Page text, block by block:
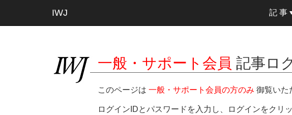
IWJ 記 事
一般・サポート会員 記事ロ
このページは 一般・サポート会員の方のみ 御覧いた
ログインIDとパスワードを入力し、ログインをクリ